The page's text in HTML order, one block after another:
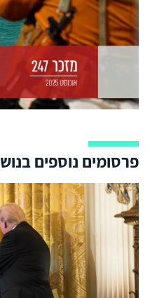
פרסומים נוספים